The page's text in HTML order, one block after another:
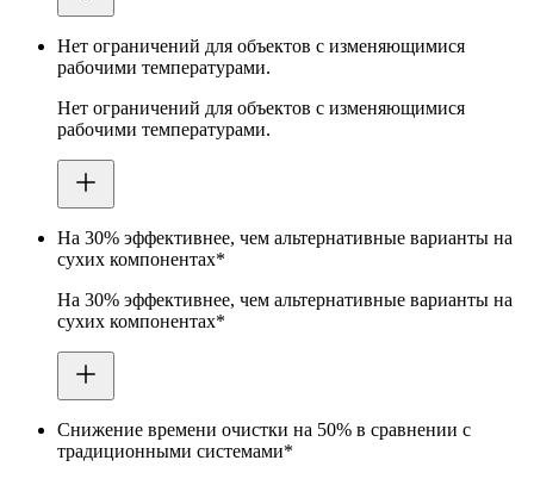
Нет ограничений для объектов с изменяющимися
рабочими температурами.
Нет ограничений для объектов с изменяющимися
рабочими температурами.
На 30% эффективнее, чем альтернативные варианты на
сухих компонентах*
На 30% эффективнее, чем альтернативные варианты на
сухих компонентах*
Снижение времени очистки на 50% в сравнении с
традиционными системами*